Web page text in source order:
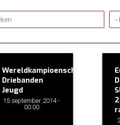
Wereldkampioenschap
Driebanden
Jeugd
15 september 2014 -
00:00